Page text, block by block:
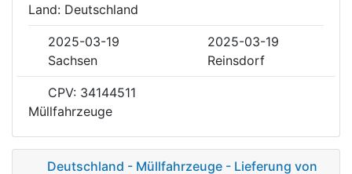
Land: Deutschland
2025-03-19
2025-03-19
Sachsen
Reinsdorf
CPV: 34144511
Müllfahrzeuge
Deutschland - Müllfahrzeuge - Lieferung von